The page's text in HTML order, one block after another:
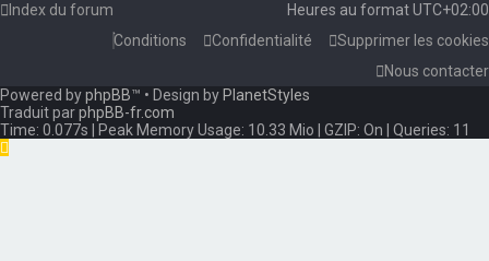
s
g
e
Index du forum Heures au formatUTC+02:00
Supprimer les cookies
Confidentialité
Conditions
Nous contacter
Powered byphpBB™ • Design by PlanetStyles
Traduit parphpBB-fr.com
Time: 0.077s | Peak Memory Usage: 10.33 Mio | GZIP: On | Queries: 11